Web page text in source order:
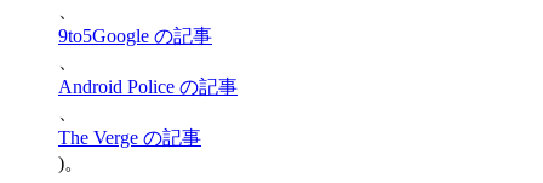
9to5Google の記事
Android Police の記事
The Verge の記事
)。